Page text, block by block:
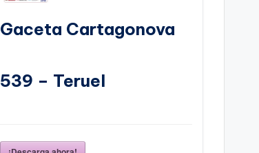
Gaceta Cartagonova
539 – Teruel